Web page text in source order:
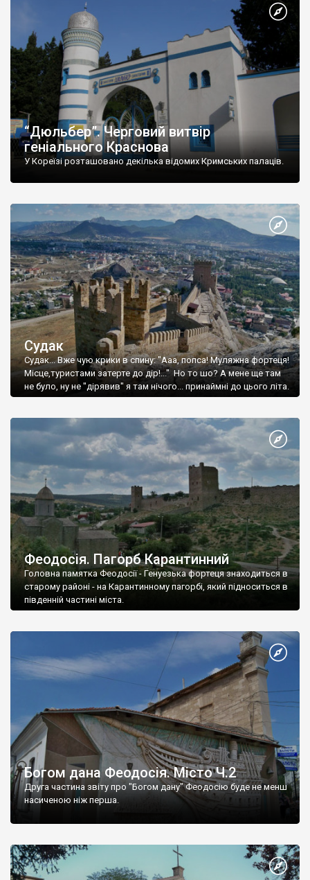
“Дюльбер”. Черговий витвір
геніального Краснова
У Кореїзі розташовано декілька відомих Кримських палаців.
Судак
Судак... Вже чую крики в спину: "Ааа, попса! Муляжна фортеця!
Місце,туристами затерте до дір!..." Но то шо? А мене ще там
не було, ну не "дірявив" я там нічого... принаймні до цього літа.
Феодосія. Пагорб Карантинний
Головна памятка Феодосії - Генуезька фортеця знаходиться в
старому районі - на Карантинному пагорбі, який підноситься в
південній частині міста.
Богом дана Феодосія. Місто Ч.2
Друга частина звіту про "Богом дану" Феодосію буде не менш
насиченою ніж перша.